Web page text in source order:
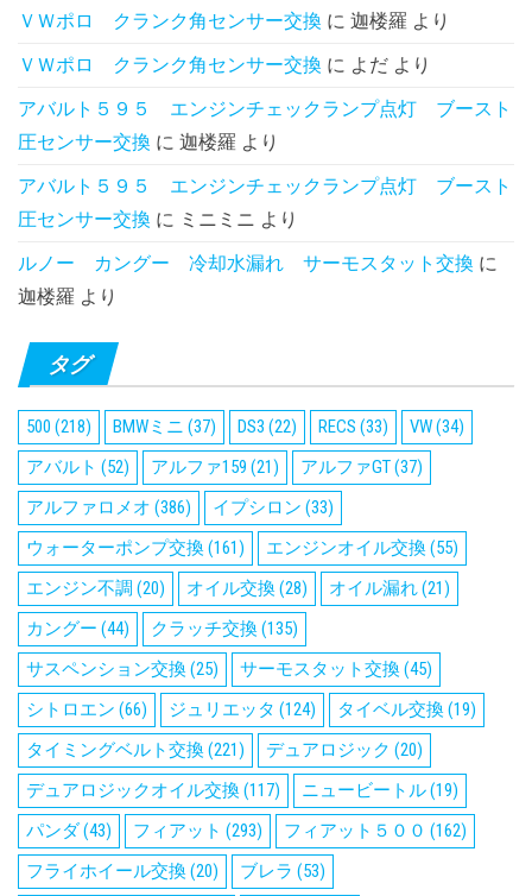
ＶＷポロ クランク角センサー交換 に 迦楼羅 より
ＶＷポロ クランク角センサー交換 に よだ より
アバルト５９５ エンジンチェックランプ点灯 ブースト
圧センサー交換 に 迦楼羅 より
アバルト５９５ エンジンチェックランプ点灯 ブースト
圧センサー交換 に ミニミニ より
ルノー カングー 冷却水漏れ サーモスタット交換 に
迦楼羅 より
タグ
500 (218) BMWミニ (37) DS3 (22) RECS (33) VW(34)
アバルト (52) アルファ159 (21) アルファGT(37)
アルファロメオ (386) イプシロン (33)
ウォーターポンプ交換(161) エンジンオイル交換(55)
エンジン不調 (20) オイル交換(28) オイル漏れ(21)
カングー (44) クラッチ交換(135)
サスペンション交換(25) サーモスタット交換(45)
シトロエン (66) ジュリエッタ (124) タイベル交換(19)
タイミングベルト交換(221) デュアロジック (20)
デュアロジックオイル交換(117) ニュービートル(19)
パンダ(43) フィアット (293) フィアット５００ (162)
フライホイール交換(20) ブレラ (53)